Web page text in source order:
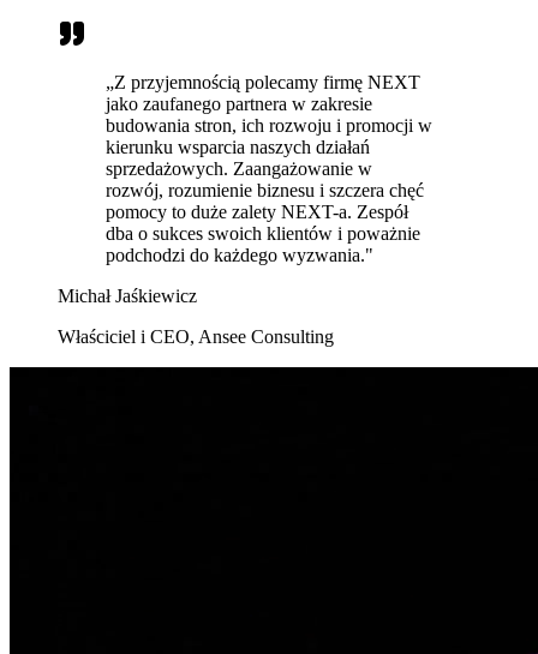
„Z przyjemnością polecamy firmę NEXT
jako zaufanego partnera w zakresie
budowania stron, ich rozwoju i promocji w
kierunku wsparcia naszych działań
sprzedażowych. Zaangażowanie w
rozwój, rozumienie biznesu i szczera chęć
pomocy to duże zalety NEXT-a. Zespół
dba o sukces swoich klientów i poważnie
podchodzi do każdego wyzwania."
Michał Jaśkiewicz
Właściciel i CEO, Ansee Consulting